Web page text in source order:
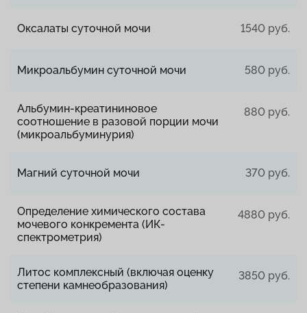
Оксалаты суточной мочи 1540 руб.
Микроальбумин суточной мочи 580 руб.
Альбумин-креатининовое
соотношение в разовой порции мочи
(микроальбуминурия)
880 руб.
Магний суточной мочи 370 руб.
Определение химического состава
мочевого конкремента (ИК-
спектрометрия)
4880 руб.
Литос комплексный (включая оценку
степени камнеобразования)
3850 руб.